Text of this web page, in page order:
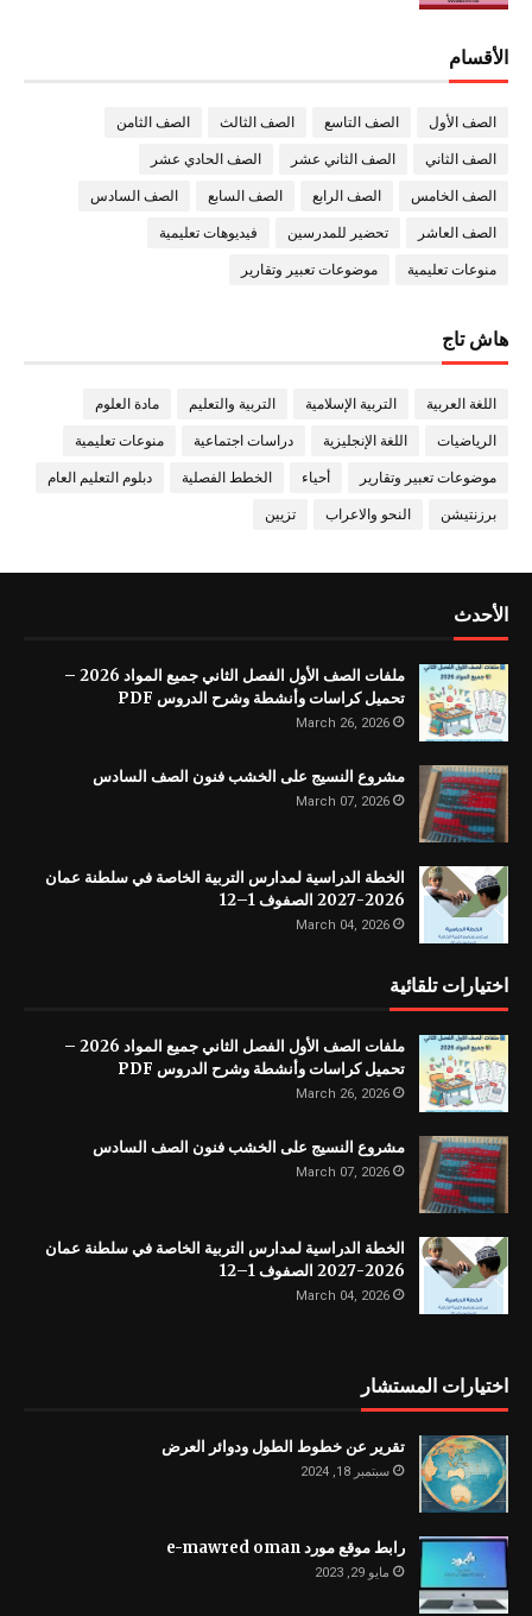
الأقسام
الصف الأول الصف التاسع الصف الثالث الصف الثامن
الصف الثاني الصف الثاني عشر الصف الحادي عشر
الصف الخامس الصف الرابع الصف السابع الصف السادس
الصف العاشر تحضير للمدرسين فيديوهات تعليمية
منوعات تعليمية موضوعات تعبير وتقارير
هاش تاج
اللغة العربية التربية الإسلامية التربية والتعليم مادة العلوم
الرياضيات اللغة الإنجليزية دراسات اجتماعية منوعات تعليمية
موضوعات تعبير وتقارير أحياء الخطط الفصلية دبلوم التعليم العام
برزنتيشن النحو والاعراب تزيين
الأحدث
ملفات الصف الأول الفصل الثاني جميع المواد 2026 –
تحميل كراسات وأنشطة وشرح الدروس PDF
March 26, 2026
مشروع النسيج على الخشب فنون الصف السادس
March 07, 2026
الخطة الدراسية لمدارس التربية الخاصة في سلطنة عمان
2026-2027 الصفوف 1–12
March 04, 2026
اختيارات تلقائية
ملفات الصف الأول الفصل الثاني جميع المواد 2026 –
تحميل كراسات وأنشطة وشرح الدروس PDF
March 26, 2026
مشروع النسيج على الخشب فنون الصف السادس
March 07, 2026
الخطة الدراسية لمدارس التربية الخاصة في سلطنة عمان
2026-2027 الصفوف 1–12
March 04, 2026
اختيارات المستشار
تقرير عن خطوط الطول ودوائر العرض
سبتمبر 18, 2024
رابط موقع مورد e-mawred oman
مايو 29, 2023